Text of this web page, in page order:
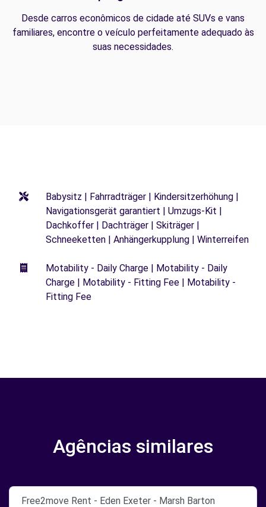
Desde carros econômicos de cidade até SUVs e vans
familiares, encontre o veículo perfeitamente adequado às
suas necessidades.
Babysitz | Fahrradträger | Kindersitzerhöhung |
Navigationsgerät garantiert | Umzugs-Kit |
Dachkoffer | Dachträger | Skiträger |
Schneeketten | Anhängerkupplung | Winterreifen
Motability - Daily Charge | Motability - Daily
Charge | Motability - Fitting Fee | Motability -
Fitting Fee
Agências similares
Free2move Rent - Eden Exeter - Marsh Barton